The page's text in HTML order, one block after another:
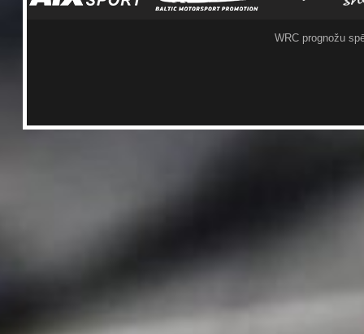
WRC prognožu